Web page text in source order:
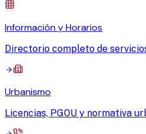
Información y Horarios
Directorio completo de
Urbanismo
Licencias, PGOU y normativa